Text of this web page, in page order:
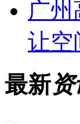
广
让空
最新